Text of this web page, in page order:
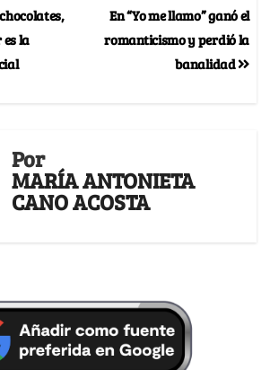
En “Yo me llamo” ganó el
romanticismo y perdió la
banalidad
la
Por
MARÍA ANTONIETA
CANO ACOSTA